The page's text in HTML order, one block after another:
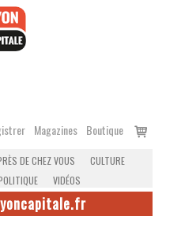
Magazines Boutique
Voir
DE CHEZ VOUS
CULTURE
VIDÉOS